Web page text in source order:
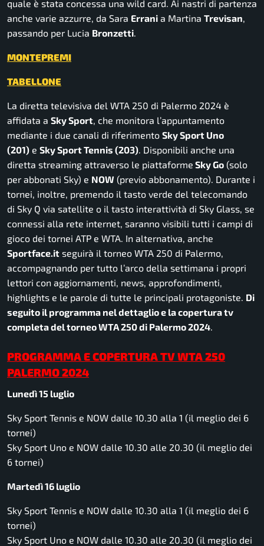
quale è stata concessa una wild card. Ai nastri di partenza
anche varie azzurre, da Sara Errani a Martina Trevisan,
passando per Lucia Bronzetti.
MONTEPREMI
TABELLONE
La diretta televisiva del WTA 250 di Palermo 2024 è
affidata a Sky Sport, che monitora l’appuntamento
mediante i due canali di riferimento Sky Sport Uno
(201) e Sky Sport Tennis (203). Disponibili anche una
diretta streaming attraverso le piattaforme Sky Go (solo
per abbonati Sky) e NOW (previo abbonamento). Durante i
tornei, inoltre, premendo il tasto verde del telecomando
di Sky Q via satellite o il tasto interattività di Sky Glass, se
connessi alla rete internet, saranno visibili tutti i campi di
gioco dei tornei ATP e WTA. In alternativa, anche
Sportface.it seguirà il torneo WTA 250 di Palermo,
accompagnando per tutto l’arco della settimana i propri
lettori con aggiornamenti, news, approfondimenti,
highlights e le parole di tutte le principali protagoniste. Di
seguito il programma nel dettaglio e la copertura tv
completa del torneo WTA 250 di Palermo 2024.
PROGRAMMA E COPERTURA TV WTA 250
PALERMO 2024
Lunedì 15 luglio
Sky Sport Tennis e NOW dalle 10.30 alla 1 (il meglio dei 6
tornei)
Sky Sport Uno e NOW dalle 10.30 alle 20.30 (il meglio dei
6 tornei)
Martedì 16 luglio
Sky Sport Tennis e NOW dalle 10.30 alla 1 (il meglio dei 6
tornei)
Sky Sport Uno e NOW dalle 10.30 alle 20.30 (il meglio dei